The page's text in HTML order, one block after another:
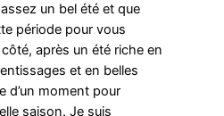
un bel été et que
période pour vous
après un été riche en
et en belles
d’un moment pour
saison. Je suis